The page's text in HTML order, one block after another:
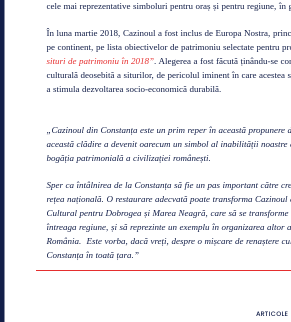
cele mai reprezentative simboluri pentru oraș și pentru regiune, în
În luna martie 2018, Cazinoul a fost inclus de Europa Nostra,
pe continent, pe lista obiectivelor de patrimoniu selectate pentru
situri de patrimoniu în 2018”. Alegerea a fost făcută ținându-se
culturală deosebită a siturilor, de pericolul iminent în care acestea
a stimula dezvoltarea socio-economică durabilă.
„Cazinoul din Constanța este un prim reper în această
această clădire a devenit oarecum un simbol al inabilității
bogăția patrimonială a civilizației românești.
Sper ca întâlnirea de la Constanța să fie un pas important către
rețea națională. O restaurare adecvată poate transforma
Cultural pentru Dobrogea și Marea Neagră, care să se
întreaga regiune, și să reprezinte un exemplu în organizarea altor
România. Este vorba, dacă vreți, despre o mișcare de renaștere
Constanța în toată țara.”
ARTICOLE